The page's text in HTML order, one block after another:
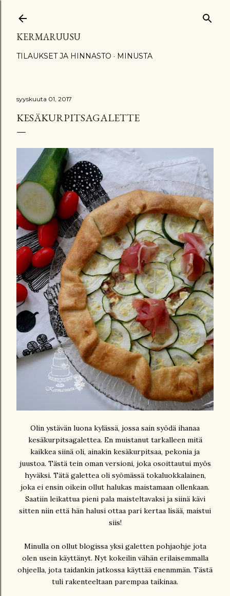
KERMARUUSU
TILAUKSET JA HINNASTO MINUSTA
syyskuuta 01, 2017
KESÄKURPITSAGALETTE
Olin ystävän luona kylässä, jossa sain syödä ihanaa
kesäkurpitsagalettea. En muistanut tarkalleen mitä
kaikkea siinä oli, ainakin kesäkurpitsaa, pekonia ja
juustoa. Tästä tein oman versioni, joka osoittautui myös
hyväksi. Tätä galettea oli syömässä tokaluokkalainen,
joka ei ensin oikein ollut halukas maistamaan ollenkaan.
Saatiin leikattua pieni pala maisteltavaksi ja siinä kävi
sitten niin että hän halusi ottaa pari kertaa lisää, maistui
siis!
Minulla on ollut blogissa yksi galetten pohjaohje jota
olen usein käyttänyt. Nyt kokeilin vähän erilaisemmalla
ohjeella, jota taidankin jatkossa käyttää enenmmän. Tästä
tuli rakenteeltaan parempaa taikinaa.